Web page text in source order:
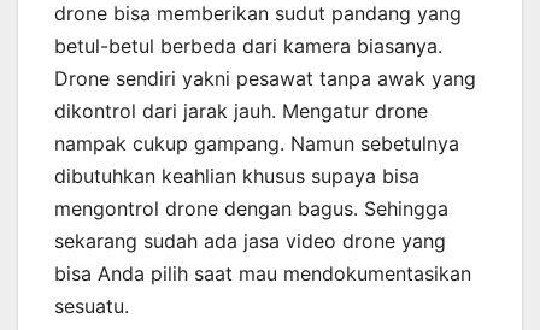
drone bisa memberikan sudut pandang yang
betul-betul berbeda dari kamera biasanya.
Drone sendiri yakni pesawat tanpa awak yang
dikontrol dari jarak jauh. Mengatur drone
nampak cukup gampang. Namun sebetulnya
dibutuhkan keahlian khusus supaya bisa
mengontrol drone dengan bagus. Sehingga
sekarang sudah ada jasa video drone yang
bisa Anda pilih saat mau mendokumentasikan
sesuatu.